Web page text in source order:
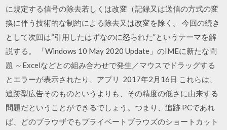
に規定する信号の除去若しくは改変（記録又は送信の方式の変
換に伴う技術的な制約による除去又は改変を除く。 今回の続き
として次回は“引用したはずなのに怒られた”というテーマを解
説する。 「Windows 10 May 2020 Update」のIMEに新たな問
題 ～Excelなどとの組み合わせで発生／マウスでドラッグする
とエラーが表示されたり、アプリ 2017年2月16日 これらは、
追跡型広告そのものというよりも、その精度の低さに由来する
問題だということができるでしょう。つまり、追跡 PCであれ
ば、どのブラウザでもプライベートブラウズのショートカット